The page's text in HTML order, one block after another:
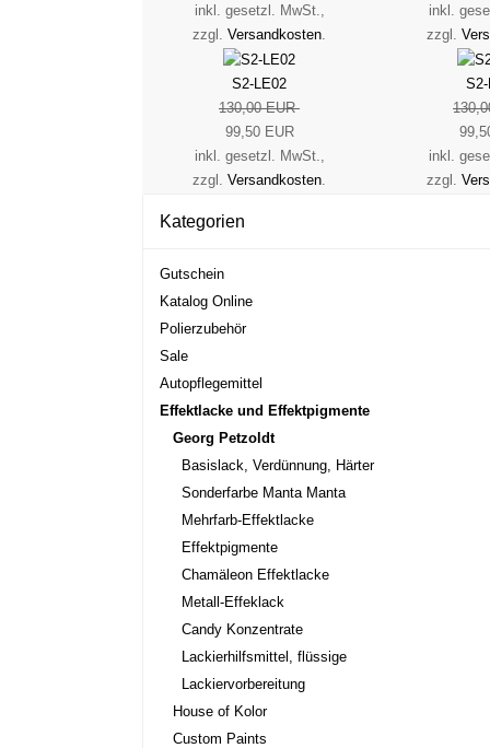
inkl. gesetzl. MwSt.,
zzgl. Versandkosten
inkl.
zzgl.
S2-LE02
130,00 EUR
99,50 EUR
inkl. gesetzl. MwSt.,
zzgl. Versandkosten.
inkl.
zzgl.
Kategorien
Gutschein
Katalog Online
Polierzubehör
Sale
Autopflegemittel
Effektlacke und Effektpigmente
Georg Petzoldt
Basislack, Verdünnung, Härter
Sonderfarbe Manta Manta
Mehrfarb-Effektlacke
Effektpigmente
Chamäleon Effektlacke
Metall-Effeklack
Candy Konzentrate
Lackierhilfsmittel, flüssige
Lackiervorbereitung
House of Kolor
Custom Paints